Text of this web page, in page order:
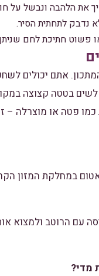
הלהבה ונבשל על חום
נדבק לתחתית הסיר.
פשוט חתיכת לחם
אתם יכולים
בטטה קצוצה
כמו פטה או מוצרלה
המזון הקר. הן
עם הרוטב ולמצוא
מדי?